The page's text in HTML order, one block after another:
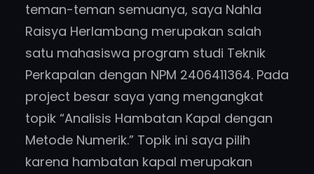
teman-teman semuanya, saya Nahla
Raisya Herlambang merupakan salah
satu mahasiswa program studi Teknik
Perkapalan dengan NPM 2406411364. Pada
project besar saya yang mengangkat
topik “Analisis Hambatan Kapal dengan
Metode Numerik.” Topik ini saya pilih
karena hambatan kapal merupakan